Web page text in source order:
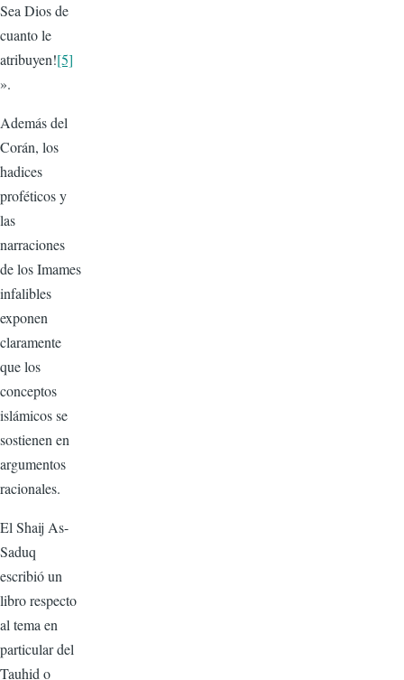
Sea Dios de
cuanto le
atribuyen![5]
».
Además del
Corán, los
hadices
proféticos y
las
narraciones
de los Imames
infalibles
expo­nen
claramente
que los
conceptos
islámicos se
sostienen en
argu­mentos
racionales.
El Shaij As-
Saduq
escribió un
libro respecto
al tema en
particu­lar del
Tauhid o